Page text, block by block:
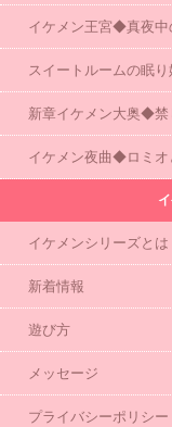
イケメン王宮◆真夜中
スイートルームの眠
新章イケメン大奥◆禁
イケメン夜曲◆ロミオ
イケメンシリーズとは
新着情報
遊び方
メッセージ
プライバシーポリシー